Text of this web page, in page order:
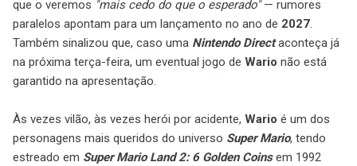
que o veremos "mais cedo do que o esperado"— rumores
paralelos apontam para um lançamento no ano de 2027.
Também sinalizou que, caso uma Nintendo Directaconteça já
na próxima terça-feira, um eventual jogo de Wario não está
garantido na apresentação.
Às vezes vilão, às vezes herói por acidente, Wario é um dos
personagens mais queridos do universo Super Mario, tendo
estreado em Super Mario Land 2: 6 Golden Coinsem 1992